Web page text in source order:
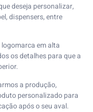
deseja personalizar,
dispensers, entre
em alta
os detalhes para que a
a produção,
personalizado para
após o seu aval.